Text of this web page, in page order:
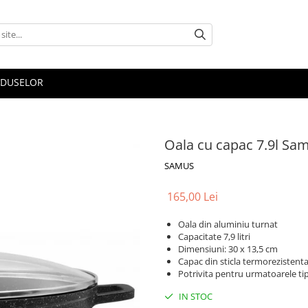
Oala cu capac 7.9l
SAMUS
165,00 Lei
Oala din aluminiu turnat
Capacitate 7,9 litri
Dimensiuni: 30 x 13,5 cm
Capac din sticla termorezistenta
Potrivita pentru urmatoarele
IN STOC